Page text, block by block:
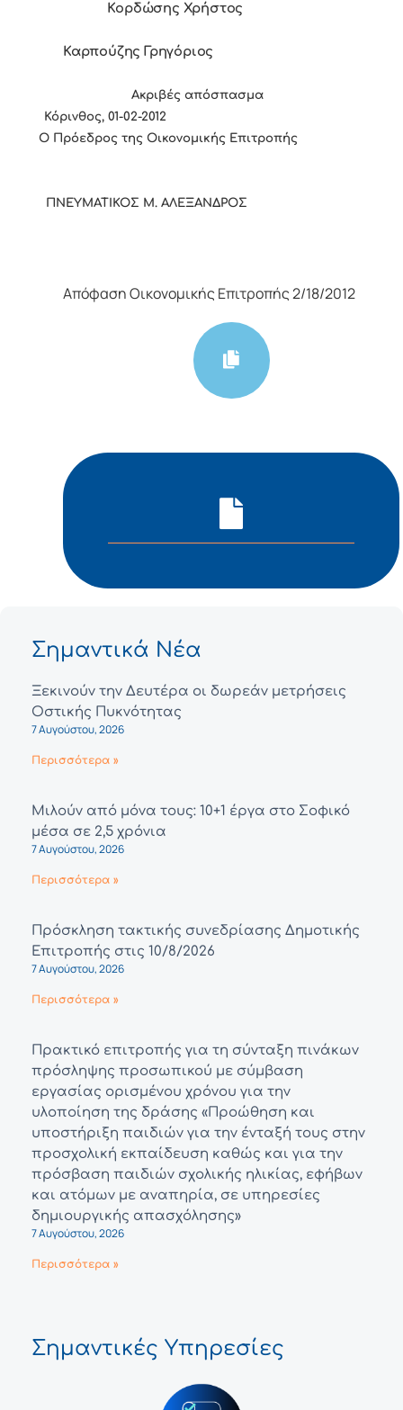
Κορδώσης Χρήστος
Καρπούζης Γρηγόριος
Ακριβές απόσπασμα
Κόρινθος, 01-02-2012
Ο Πρόεδρος της Οικονομικής Επιτροπής
ΠΝΕΥΜΑΤΙΚΟΣ Μ. ΑΛΕΞΑΝΔΡΟΣ
Απόφαση Οικονομικής Επιτροπής 2/18/2012
Σημαντικά Νέα
Ξεκινούν την Δευτέρα οι δωρεάν μετρήσεις
Οστικής Πυκνότητας
7 Αυγούστου, 2026
Περισσότερα »
Μιλούν από μόνα τους: 10+1 έργα στο Σοφικό
μέσα σε 2,5 χρόνια
7 Αυγούστου, 2026
Περισσότερα »
Πρόσκληση τακτικής συνεδρίασης Δημοτικής
Επιτροπής στις 10/8/2026
7 Αυγούστου, 2026
Περισσότερα »
Πρακτικό επιτροπής για τη σύνταξη πινάκων
πρόσληψης προσωπικού με σύμβαση
εργασίας ορισμένου χρόνου για την
υλοποίηση της δράσης «Προώθηση και
υποστήριξη παιδιών για την ένταξή τους στην
προσχολική εκπαίδευση καθώς και για την
πρόσβαση παιδιών σχολικής ηλικίας, εφήβων
και ατόμων με αναπηρία, σε υπηρεσίες
δημιουργικής απασχόλησης»
7 Αυγούστου, 2026
Περισσότερα »
Σημαντικές Υπηρεσίες